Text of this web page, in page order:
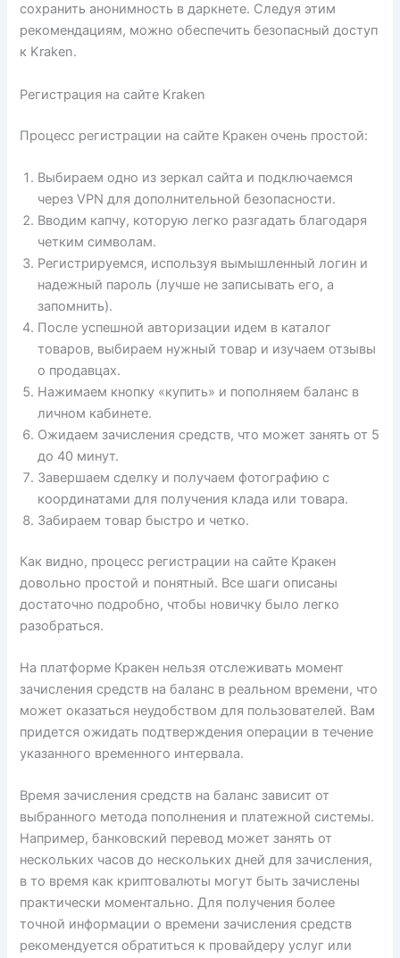
сохранить анонимность в даркнете. Следуя этим
рекомендациям, можно обеспечить безопасный доступ
к Kraken.
Регистрация на сайте Kraken
Процесс регистрации на сайте Кракен очень простой:
Выбираем одно из зеркал сайта и подключаемся
через VPN для дополнительной безопасности.
Вводим капчу, которую легко разгадать благодаря
четким символам.
Регистрируемся, используя вымышленный логин и
надежный пароль (лучше не записывать его, а
запомнить).
После успешной авторизации идем в каталог
товаров, выбираем нужный товар и изучаем отзывы
о продавцах.
Нажимаем кнопку «купить» и пополняем баланс в
личном кабинете.
Ожидаем зачисления средств, что может занять от 5
до 40 минут.
Завершаем сделку и получаем фотографию с
координатами для получения клада или товара.
Забираем товар быстро и четко.
Как видно, процесс регистрации на сайте Кракен
довольно простой и понятный. Все шаги описаны
достаточно подробно, чтобы новичку было легко
разобраться.
На платформе Кракен нельзя отслеживать момент
зачисления средств на баланс в реальном времени, что
может оказаться неудобством для пользователей. Вам
придется ожидать подтверждения операции в течение
указанного временного интервала.
Время зачисления средств на баланс зависит от
выбранного метода пополнения и платежной системы.
Например, банковский перевод может занять от
нескольких часов до нескольких дней для зачисления,
в то время как криптовалюты могут быть зачислены
практически моментально. Для получения более
точной информации о времени зачисления средств
рекомендуется обратиться к провайдеру услуг или